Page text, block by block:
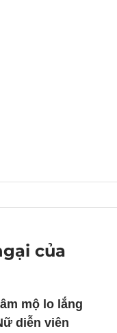
của
mộ lo lắng
diễn viên